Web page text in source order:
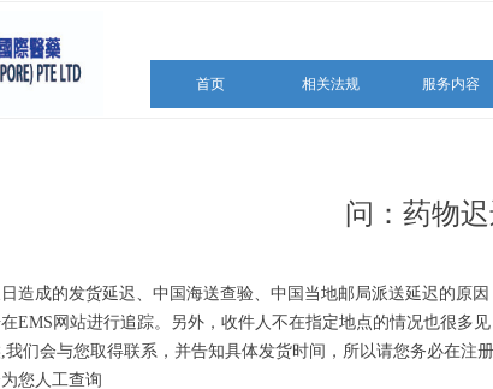
首页 相关法规 服务内容
问：药物
造成的发货延迟、中国海送查验、中国当地邮局派送延迟的
EMS网站进行追踪。另外，收件人不在指定地点的情况也很多
我们会与您取得联系，并告知具体发货时间，所以请您务必在注
您人工查询